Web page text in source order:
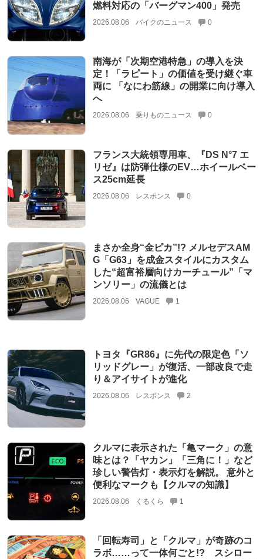
燃料対応の「バーグマン400」発売
2026.08.06 バイクのニュース 0
南海が「次期空港特急」の導入を決
定！「ラピート」の価値を受け継ぐ車
両に 「なにわ筋線」の開業に向け導入
へ
2026.08.06 乗りものニュース 0
フランス大統領専用車、『DS N°7 エ
リゼ』は防弾仕様のEV…ホイールベー
ス25cm延長
2026.08.06 レスポンス 0
まさか全身“金ピカ”!? メルセデスAM
G「G63」を成金スタイルにカスタム
した“超富裕層向けカーチュール”「マ
ンソリー」の流儀とは
2026.08.06 VAGUE 1
トヨタ『GR86』に先代の限定色「ソ
リッドグレー」が復活、一部改良で走
り＆アイサイトが進化
2026.08.06 レスポンス 2
クルマに表示された「亀マーク」の意
味とは？「ヤカン」「三角に！」など
珍しい警告灯・表示灯を解説。 意外と
便利なマークも【クルマの知識】
2026.08.06 くるくら 1
「回転寿司」と「クルマ」が奇跡のコ
ラボ……って一体何ごと!? スシロー